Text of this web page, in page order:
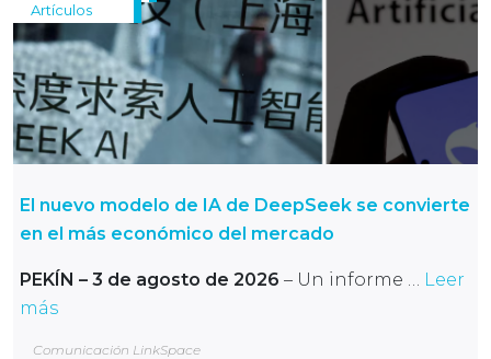
Artículos
El nuevo modelo de IA de DeepSeek se convierte
en el más económico del mercado
PEKÍN – 3 de agosto de 2026 – Un informe … Leer
más
Comunicación LinkSpace